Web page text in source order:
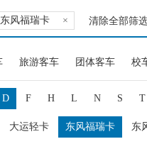
东风福瑞卡 × 清除全部筛
旅游客车 团体客车 校
D F H L N S T
大运轻卡 东风福瑞卡 东